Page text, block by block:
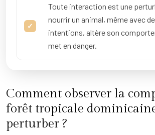
Toute interaction est une
nourrir un animal, même avec
intentions, altère son
met en danger.
Comment observer la
forêt tropicale
perturber ?